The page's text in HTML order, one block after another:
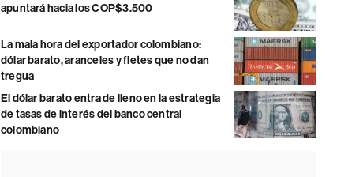
apuntará hacia los COP$3.500
La mala hora del exportador colombiano:
dólar barato, aranceles y fletes que no dan
tregua
El dólar barato entra de lleno en la estrategia
de tasas de interés del banco central
colombiano